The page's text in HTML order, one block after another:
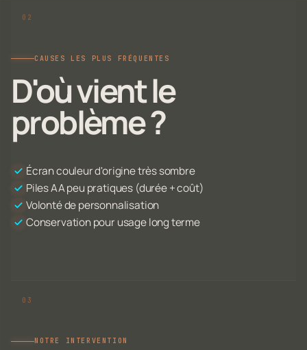
CAUSES LES PLUS FRÉQUENTES
D'où vient le
problème ?
Écran couleur d'origine très sombre
Piles AA peu pratiques (durée + coût)
Volonté de personnalisation
Conservation pour usage long terme
NOTRE INTERVENTION